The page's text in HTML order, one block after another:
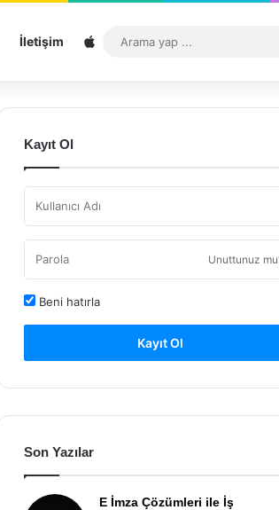
İletişim Sitemap
Kayıt Ol
Unuttunuz
Beni hatırla
Kayıt Ol
Son Yazılar
E İmza Çözümleri ile İş